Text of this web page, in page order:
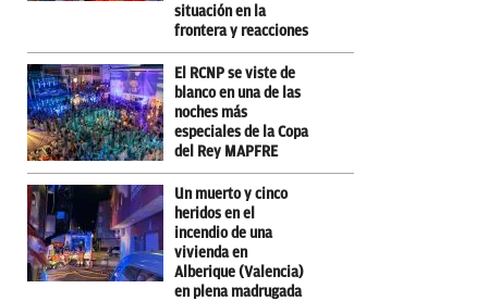
situación en la
frontera y reacciones
El RCNP se viste de
blanco en una de las
noches más
especiales de la Copa
del Rey MAPFRE
Un muerto y cinco
heridos en el
incendio de una
vivienda en
Alberique (Valencia)
en plena madrugada